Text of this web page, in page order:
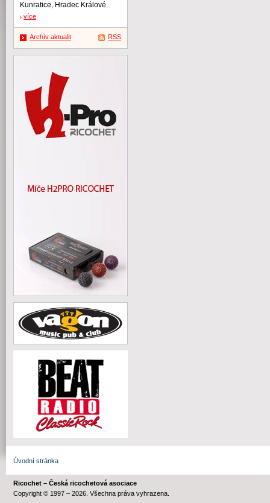
Kunratice, Hradec Králové.
více
Archív aktualit RSS
Úvodní stránka
Ricochet – Česká ricochetová asociace
Copyright © 1997 – 2026. Všechna práva vyhrazena.